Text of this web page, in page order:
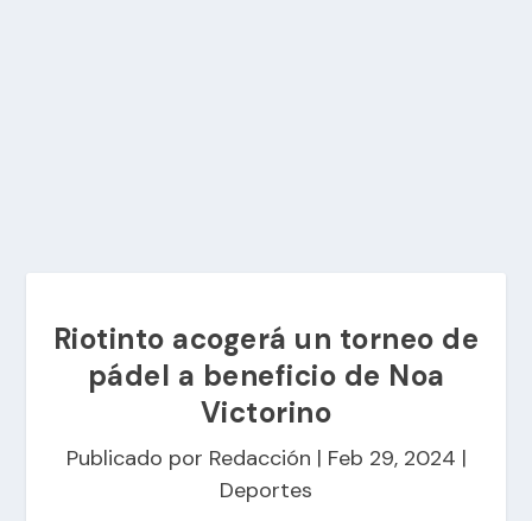
Riotinto acogerá un torneo de
pádel a beneficio de Noa
Victorino
Publicado por Redacción | Feb 29, 2024 |
Deportes